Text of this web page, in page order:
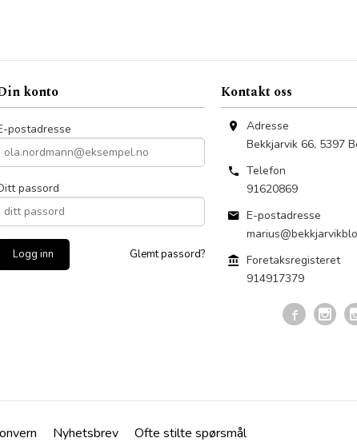
konto
postadresse
passord
Glemt passord?
Kontakt oss
Adresse
Bekkjarvik 66, 5397
Telefon
91620869
E-postadresse
Foretaksregisteret
914917379
Nyhetsbrev Ofte stilte spørsmål